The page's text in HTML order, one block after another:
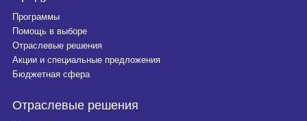
Программы
Помощь в выборе
Отраслевые решения
Акции и специальные предложения
Бюджетная сфера
Отраслевые решения